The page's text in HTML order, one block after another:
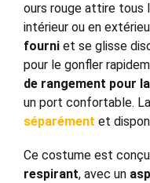
ours rouge attire tous
intérieur ou en
fourni et se glisse
pour le gonfler
de rangement pour
un port confortable.
séparément et
Ce costume est
respirant, avec un